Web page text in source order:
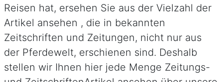
Reisen hat, ersehen Sie aus der Vielzahl der
Artikel ansehen , die in bekannten
Zeitschriften und Zeitungen, nicht nur aus
der Pferdewelt, erschienen sind. Deshalb
stellen wir Ihnen hier jede Menge Zeitungs-